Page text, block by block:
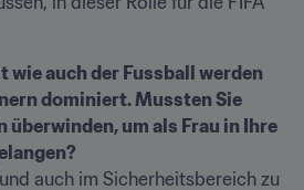
wie auch der Fussball werden
dominiert. Mussten Sie
überwinden, um als Frau in Ihre
auch im Sicherheitsbereich zu